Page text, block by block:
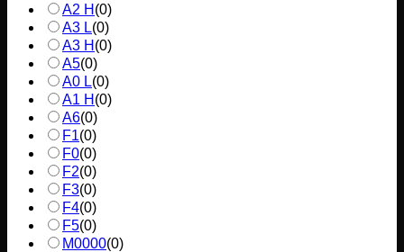
A2 H (0)
A3 L(0)
A3 H (0)
A5(0)
A0 L(0)
A1 H (0)
A6(0)
F1(0)
F0(0)
F2(0)
F3(0)
F4(0)
F5(0)
M0000(0)